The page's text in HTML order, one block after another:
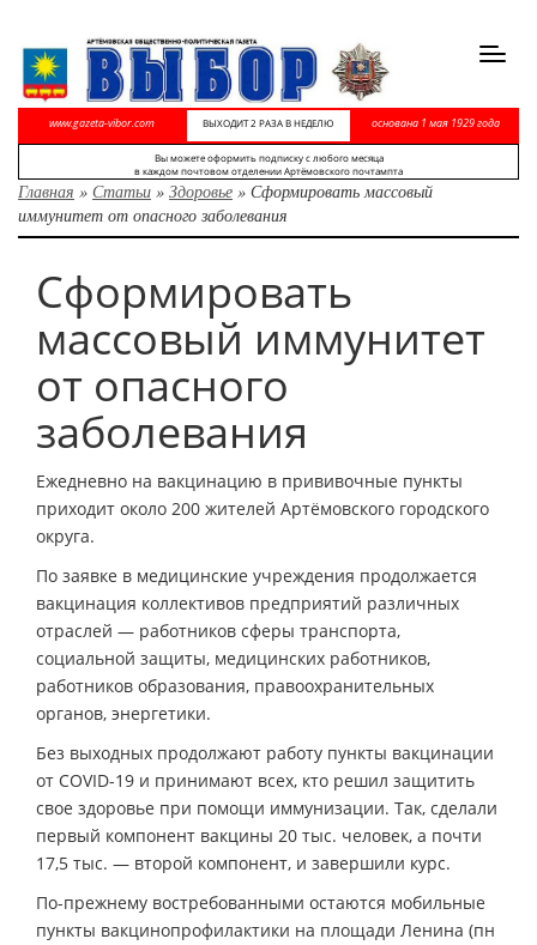
www.gazeta-vibor.com ВЫХОДИТ 2 РАЗА В НЕДЕЛЮ основана 1 мая 1929 года
Вы можете оформить подписку с любого месяца
в каждом почтовом отделении Артёмовского почтампта
Главная » Статьи » Здоровье » Сформировать массовый
иммунитет от опасного заболевания
Сформировать
массовый иммунитет
от опасного
заболевания
Ежедневно на вакцинацию в прививочные пункты
приходит около 200 жителей Артёмовского городского
округа.
По заявке в медицинские учреждения продолжается
вакцинация коллективов предприятий различных
отраслей — работников сферы транспорта,
социальной защиты, медицинских работников,
работников образования, правоохранительных
органов, энергетики.
Без выходных продолжают работу пункты вакцинации
от СOVID-19 и принимают всех, кто решил защитить
свое здоровье при помощи иммунизации. Так, сделали
первый компонент вакцины 20 тыс. человек, а почти
17,5 тыс. — второй компонент, и завершили курс.
По-прежнему востребованными остаются мобильные
пункты вакцинопрофилактики на площади Ленина (пн